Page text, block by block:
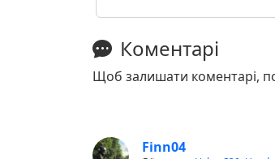
Коментарі
Щоб залишати коментарі,
Finn04